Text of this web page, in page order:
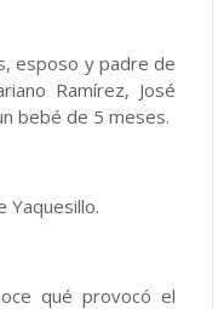
esposo y padre de
Ramírez, José
bebé de 5 meses.
Yaquesillo.
qué provocó el